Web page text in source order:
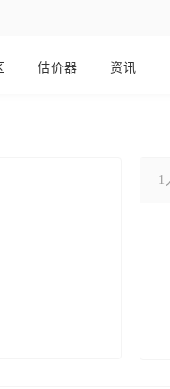
估价器 资讯
1